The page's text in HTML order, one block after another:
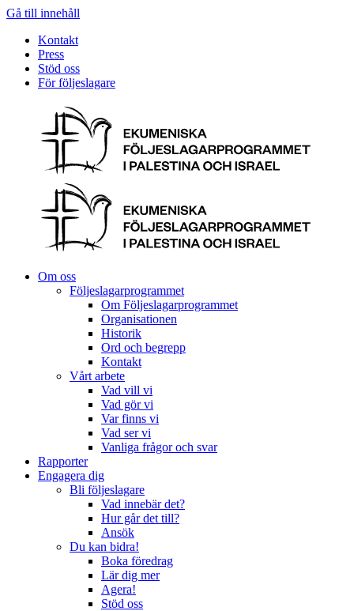
Gå till innehåll
Kontakt
Press
Stöd oss
För följeslagare
Om oss
Följeslagarprogrammet
Om Följeslagarprogrammet
Organisationen
Historik
Ord och begrepp
Kontakt
Vårt arbete
Vad vill vi
Vad gör vi
Var finns vi
Vad ser vi
Vanliga frågor och svar
Rapporter
Engagera dig
Bli följeslagare
Vad innebär det?
Hur går det till?
Ansök
Du kan bidra!
Boka föredrag
Lär dig mer
Agera!
Stöd oss